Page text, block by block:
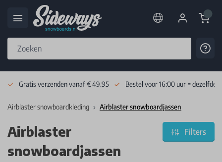
Cart
Gratis verzenden vanaf € 49.95 Bestel voor 16:00 uur = dezelfde
Airblaster snowboardkleding Airblaster snowboardjassen
Airblaster
snowboardjassen
Filters